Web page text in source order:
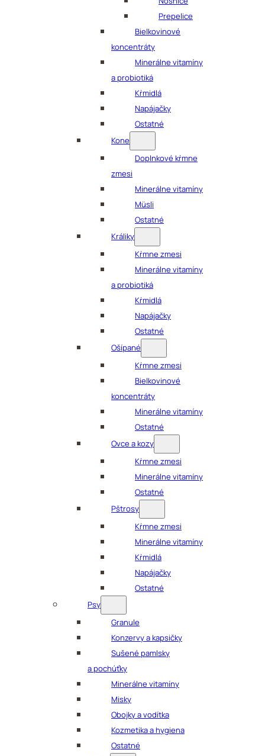
Prepelice
Bielkovinové
koncentráty
Minerálne vitamíny
a probiotiká
Kŕmidlá
Napájačky
Ostatné
Kone
Doplnkové kŕmne
zmesi
Minerálne vitamíny
Müsli
Ostatné
Králiky
Kŕmne zmesi
Minerálne vitamíny
a probiotiká
Kŕmidlá
Napájačky
Ostatné
Ošípané
Kŕmne zmesi
Bielkovinové
koncentráty
Minerálne vitamíny
Ostatné
Ovce a kozy
Kŕmne zmesi
Minerálne vitamíny
Ostatné
Pštrosy
Kŕmne zmesi
Minerálne vitamíny
Kŕmidlá
Napájačky
Ostatné
Psy
Granule
Konzervy a kapsičky
Sušené pamlsky
a pochúťky
Minerálne vitamíny
Misky
Obojky a vodítka
Kozmetika a hygiena
Ostatné